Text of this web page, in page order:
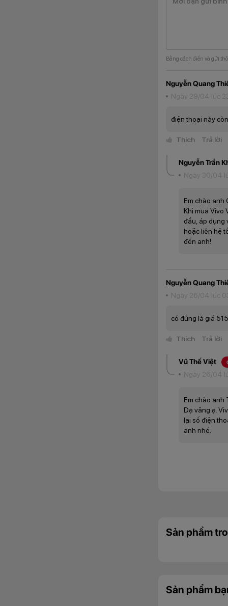
Đáng chú ý, thuật
thoại ở môi
Màn hình của
nội dung trọn
thưởng thức
Bằng cách điền và gửi
Nguyễn Quang
Ngày 29/04 lúc
điện thoại này
Thích Trả lời
Nguyễn Trần
Ngày 30/04
Em chào anh
Khi mua Vivo
đầu, áp dụng
hoặc liên hệ
đến anh!
Nguyễn Quang
Ngày 26/04 lúc
có đúng là giá
Thích Trả lời
Vũ Thế Việt
Ngày 26/04
Em chào anh
Dạ vâng ạ.
lại số điện
anh nhé.
Sản phẩm
Sản phẩm